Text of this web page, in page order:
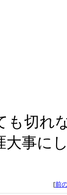
も切れ
大事に
[前